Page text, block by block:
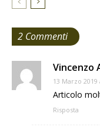
2 Commenti
Vincenzo
13 Marzo 2019
Articolo
Risposta